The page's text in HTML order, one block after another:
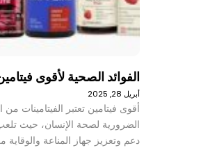
الفوائد الصحية لأقوى
أبريل 28, 2025
أقوى فيتامين تعتبر الفيتامينات من
الضرورية لصحة الإنسان، حيث
دعم وتعزيز جهاز المناعة